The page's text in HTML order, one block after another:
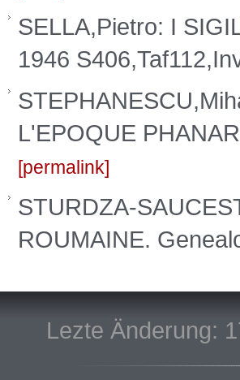
SELLA,Pietro: I
1946
L'EPOQUE
permalink
STURDZA-
ROUMAINE.
Lezte Änderung: